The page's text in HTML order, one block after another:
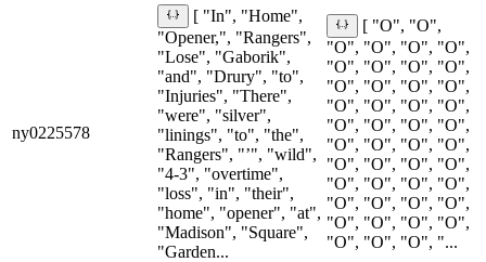
ny0225578
[ "In", "Home",
"Opener,", "Rangers",
"Lose", "Gaborik",
"and", "Drury", "to",
"Injuries", "There",
"were", "silver",
"linings", "to", "the",
"Rangers", "’", "wild",
"4-3", "overtime",
"loss", "in", "their",
"home", "opener", "at",
"Madison", "Square",
"Garden...
[ "O", "O",
"O", "O", "O", "O",
"O", "O", "O", "O",
"O", "O", "O", "O",
"O", "O", "O", "O",
"O", "O", "O", "O",
"O", "O", "O", "O",
"O", "O", "O", "O",
"O", "O", "O", "O",
"O", "O", "O", "O",
"O", "O", "O", "O",
"O", "O", "O", "...